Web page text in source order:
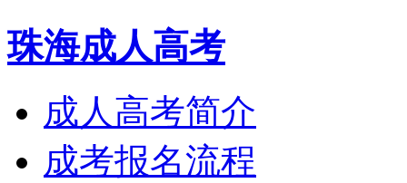
珠海成人高考
成人高考简介
成考报名流程